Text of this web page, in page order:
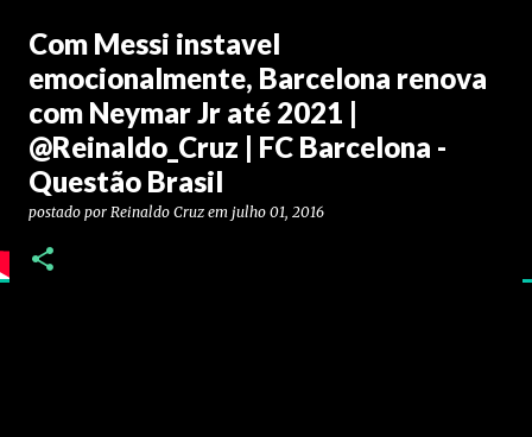
Com Messi instavel
emocionalmente, Barcelona renova
com Neymar Jr até 2021 |
@Reinaldo_Cruz | FC Barcelona -
Questão Brasil
postado por Reinaldo Cruz em julho 01, 2016